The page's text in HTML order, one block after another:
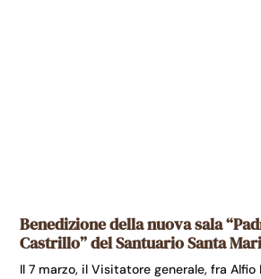
Benedizione della nuova sala
Castrillo” del Santuario Santa
Il 7 marzo, il Visitatore generale, fra Alfio